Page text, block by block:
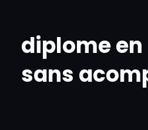
content
diplome
sans